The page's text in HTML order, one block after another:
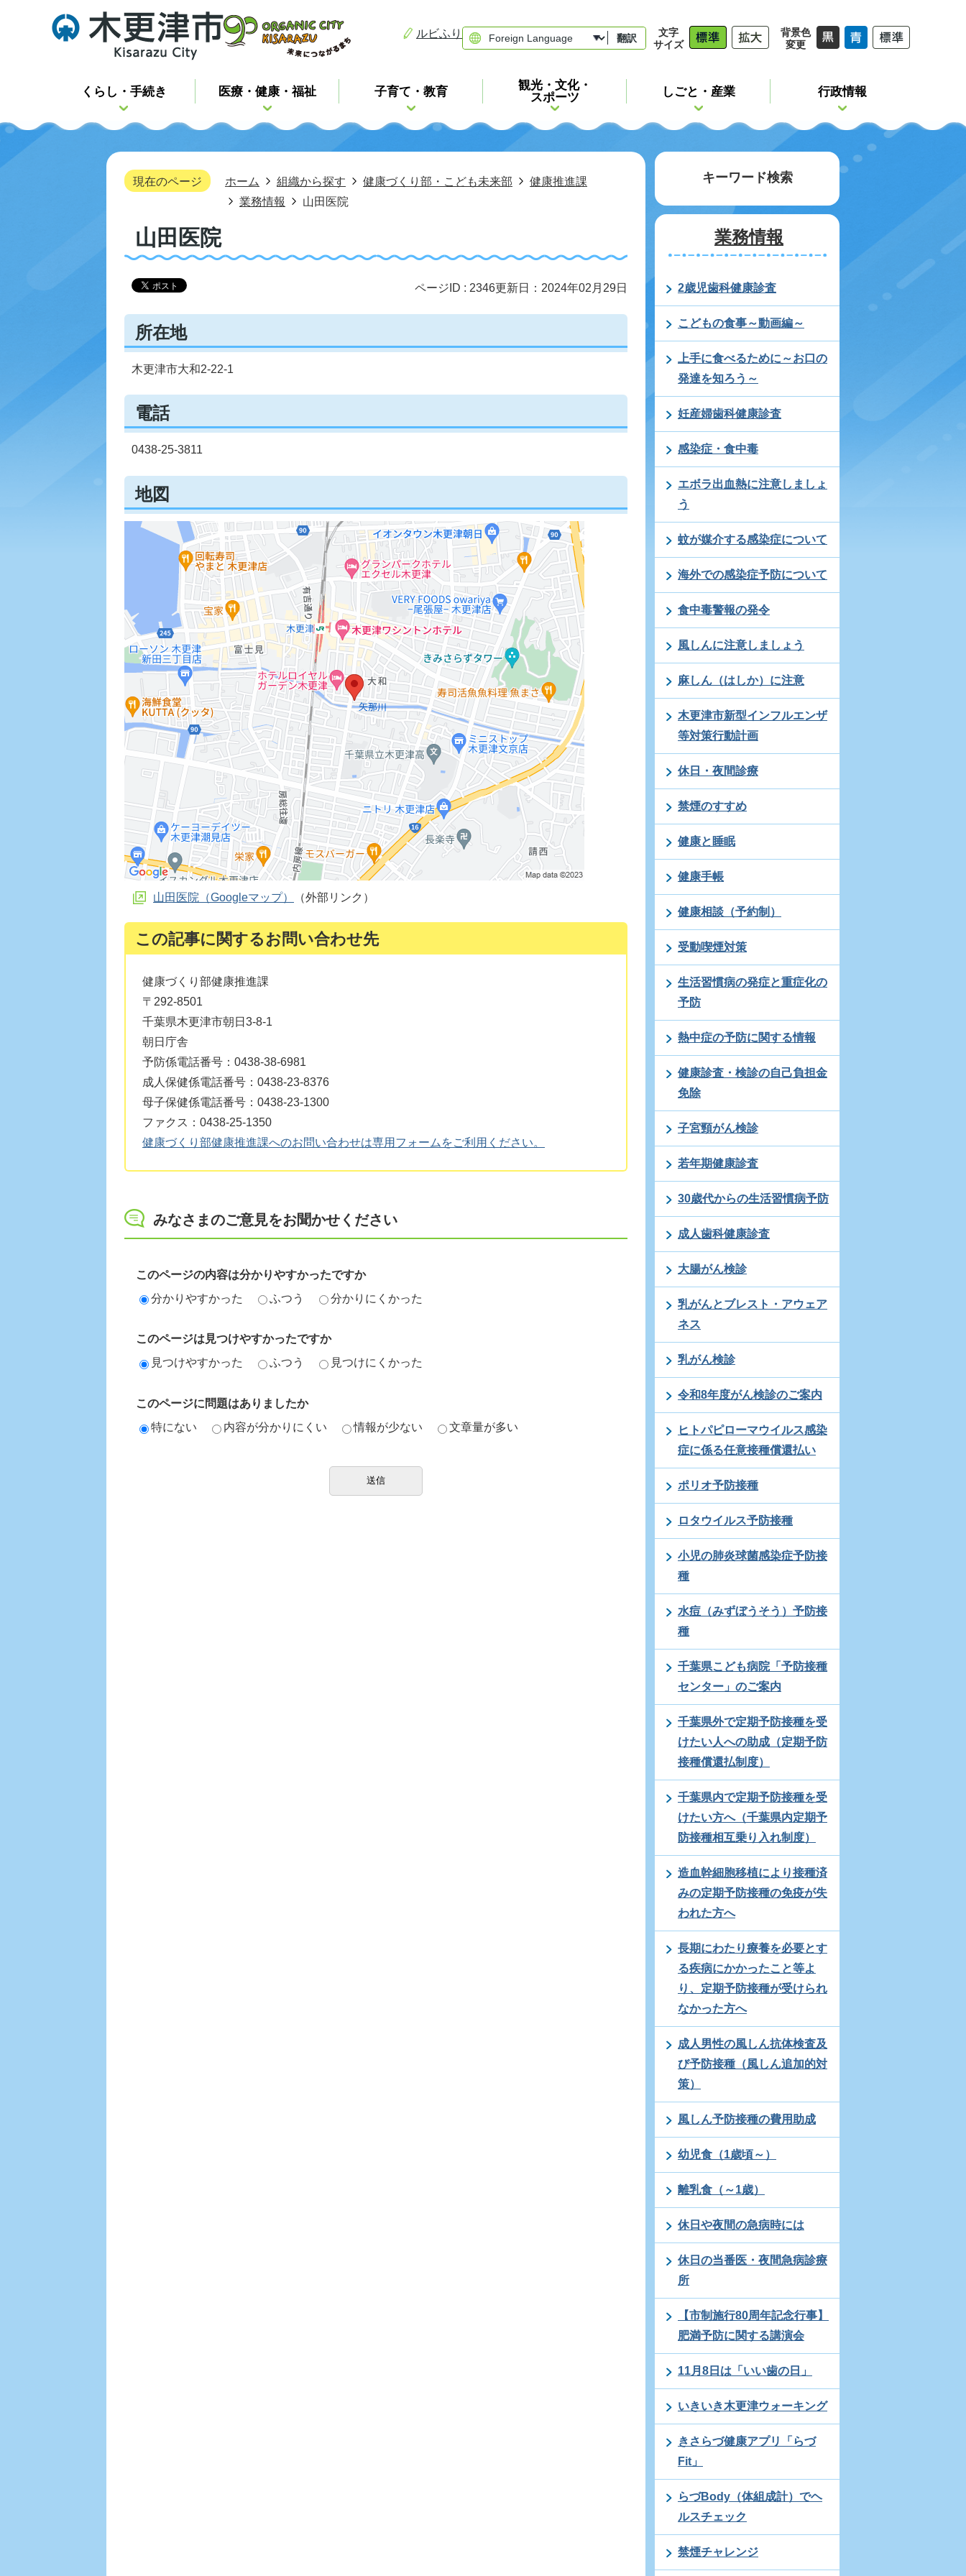
ルビふり 翻訳
文字
サイズ
背景色
変更
くらし・手続き 医療・健康・福祉 子育て・教育
観光・文化・
スポーツ
しごと・産業 行政情報
現在のページ ホーム 組織から探す 健康づくり部・こども未来部
健康推進課
業務情報
山田医院
山田医院
ページID : 2346更新日：2024年02月29日
所在地
木更津市大和2-22-1
電話
0438-25-3811
地図
山田医院（Googleマップ） （外部リンク）
この記事に関するお問い合わせ先
健康づくり部健康推進課
〒292-8501
千葉県木更津市朝日3-8-1
朝日庁舎
予防係電話番号：0438-38-6981
成人保健係電話番号：0438-23-8376
母子保健係電話番号：0438-23-1300
ファクス：0438-25-1350
健康づくり部健康推進課へのお問い合わせは専用フォームをご利用ください。
みなさまのご意見をお聞かせください
このページの内容は分かりやすかったですか
分かりやすかった
ふつう 分かりにくかった
このページは見つけやすかったですか
見つけやすかった
ふつう 見つけにくかった
このページに問題はありましたか
特にない
内容が分かりにくい 情報が少ない 文章量が多い
キーワード検索
業務情報
2歳児歯科健康診査
こどもの食事～動画編～
上手に食べるために～お口の
発達を知ろう～
妊産婦歯科健康診査
感染症・食中毒
エボラ出血熱に注意しましょ
う
蚊が媒介する感染症について
海外での感染症予防について
食中毒警報の発令
風しんに注意しましょう
麻しん（はしか）に注意
木更津市新型インフルエンザ
等対策行動計画
休日・夜間診療
禁煙のすすめ
健康と睡眠
健康手帳
健康相談（予約制）
受動喫煙対策
生活習慣病の発症と重症化の
予防
熱中症の予防に関する情報
健康診査・検診の自己負担金
免除
子宮頸がん検診
若年期健康診査
30歳代からの生活習慣病予防
成人歯科健康診査
大腸がん検診
乳がんとブレスト・アウェア
ネス
乳がん検診
令和8年度がん検診のご案内
ヒトパピローマウイルス感染
症に係る任意接種償還払い
ポリオ予防接種
ロタウイルス予防接種
小児の肺炎球菌感染症予防接
種
水痘（みずぼうそう）予防接
種
千葉県こども病院「予防接種
センター」のご案内
千葉県外で定期予防接種を受
けたい人への助成（定期予防
接種償還払制度）
千葉県内で定期予防接種を受
けたい方へ（千葉県内定期予
防接種相互乗り入れ制度）
造血幹細胞移植により接種済
みの定期予防接種の免疫が失
われた方へ
長期にわたり療養を必要とす
る疾病にかかったこと等よ
り、定期予防接種が受けられ
なかった方へ
成人男性の風しん抗体検査及
び予防接種（風しん追加的対
策）
風しん予防接種の費用助成
幼児食（1歳頃～）
離乳食（～1歳）
休日や夜間の急病時には
休日の当番医・夜間急病診療
所
【市制施行80周年記念行事】
肥満予防に関する講演会
11月8日は「いい歯の日」
いきいき木更津ウォーキング
きさらづ健康アプリ「らづ
Fit」
らづBody（体組成計）でヘ
ルスチェック
禁煙チャレンジ